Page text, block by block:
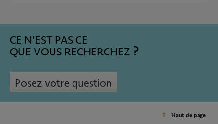
CE N'EST PAS CE
QUE VOUS RECHERCHEZ
Posez votre question
Haut de page